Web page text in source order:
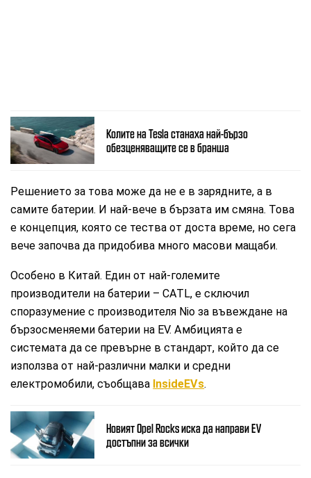
Колите на Tesla станаха най-бързо
обезценяващите се в бранша
Решението за това може да не е в зарядните, а в
самите батерии. И най-вече в бързата им смяна. Това
е концепция, която се тества от доста време, но сега
вече започва да придобива много масови мащаби.
Особено в Китай. Един от най-големите
производители на батерии – CATL, е сключил
споразумение с производителя Nio за въвеждане на
бързосменяеми батерии на EV. Амбицията е
системата да се превърне в стандарт, който да се
използва от най-различни малки и средни
електромобили, съобщава InsideEVs.
Новият Opel Rocks иска да направи EV
достъпни за всички